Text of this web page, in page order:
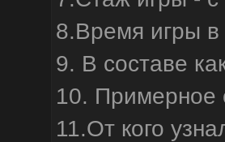
8.Время игры в
9. В составе
10. Примерное
11.От кого